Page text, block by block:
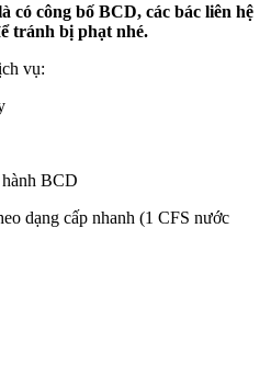
có công bố BCD, các bác liên hệ
tránh bị phạt nhé.
vụ:
hành BCD
dạng cấp nhanh (1 CFS nước